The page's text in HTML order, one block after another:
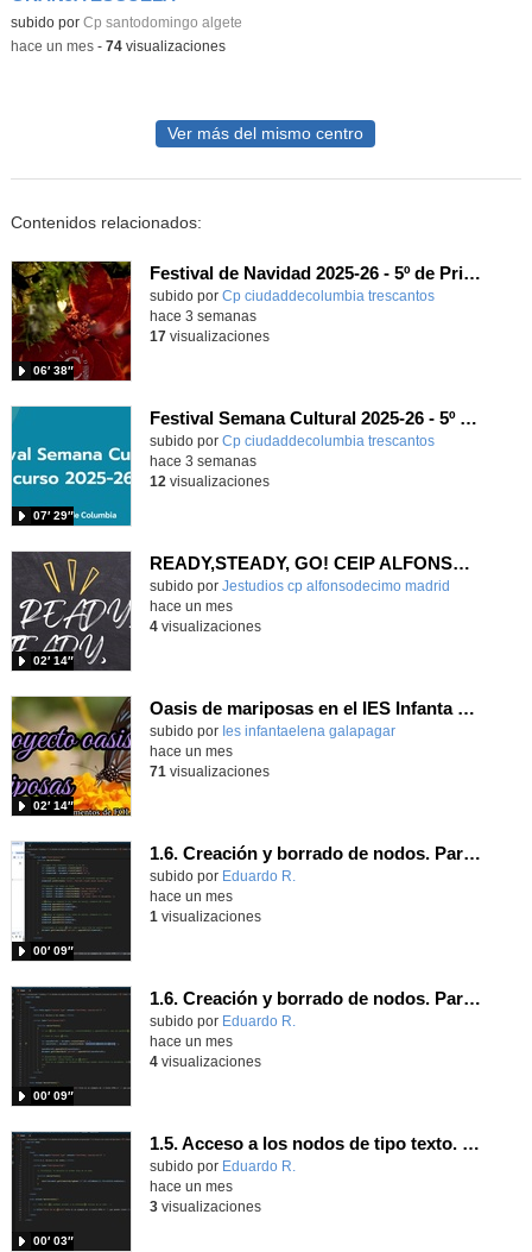
subido por Cp santodomingo algete
-hace un mes- 74visualizaciones
Ver más del mismo centro
Contenidos relacionados:
Festival de Navidad 2025-26 - 5º de Primaria
subido por Cp ciudaddecolumbia trescantos
06′ 38″
-
hace 3 semanas
17visualizaciones
Festival Semana Cultural 2025-26 - 5º de Primaria
subido por Cp ciudaddecolumbia trescantos
07′ 29″
-
hace 3 semanas
12 visualizaciones
READY,STEADY, GO! CEIP ALFONSO X EL SABIO
Contenido educativo.
subido por Jestudios cp alfonsodecimo madrid
02′ 14″
hace un mes
4visualizaciones
Oasis de mariposas en el IES Infanta Elena
subido por Ies infantaelena galapagar
02′ 14″
-
hace un mes
71 visualizaciones
1.6. Creación y borrado de nodos. Parte 2.
Contenido educativo.
subido por Eduardo R.
00′ 09″
hace un mes
1 visualizaciones
1.6. Creación y borrado de nodos. Parte 1.
Contenido educativo.
subido por Eduardo R.
00′ 09″
hace un mes
4visualizaciones
1.5. Acceso a los nodos de tipo texto. Parte 2.
Contenido educativo.
subido por Eduardo R.
00′ 03″
hace un mes
3visualizaciones